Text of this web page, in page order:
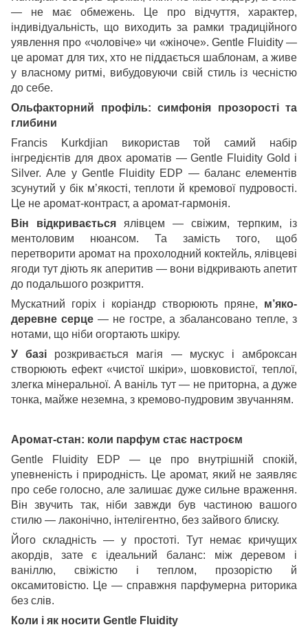
— не має обмежень. Це про відчуття, характер,
індивідуальність, що виходить за рамки традиційного
уявлення про «чоловіче» чи «жіноче». Gentle Fluidity —
це аромат для тих, хто не піддається шаблонам, а живе
у власному ритмі, вибудовуючи свій стиль із чесністю
до себе.
Ольфакторний профіль: симфонія прозорості та
глибини
Francis Kurkdjian використав той самий набір
інгредієнтів для двох ароматів — Gentle Fluidity Gold і
Silver. Але у Gentle Fluidity EDP — баланс елементів
зсунутий у бік м’якості, теплоти й кремової пудровості.
Це не аромат-контраст, а аромат-гармонія.
Він відкривається ялівцем — свіжим, терпким, із
ментоловим нюансом. Та замість того, щоб
перетворити аромат на прохолодний коктейль, ялівцеві
ягоди тут діють як аперитив — вони відкривають апетит
до подальшого розкриття.
Мускатний горіх і коріандр створюють пряне, м’яко-
деревне серце — не гостре, а збалансовано тепле, з
нотами, що ніби огортають шкіру.
У базі розкривається магія — мускус і амброксан
створюють ефект «чистої шкіри», шовковистої, теплої,
злегка мінеральної. А ваніль тут — не приторна, а дуже
тонка, майже неземна, з кремово-пудровим звучанням.
Аромат-стан: коли парфум стає настроєм
Gentle Fluidity EDP — це про внутрішній спокій,
упевненість і природність. Це аромат, який не заявляє
про себе голосно, але залишає дуже сильне враження.
Він звучить так, ніби завжди був частиною вашого
стилю — лаконічно, інтелігентно, без зайвого блиску.
Його складність — у простоті. Тут немає кричущих
акордів, зате є ідеальний баланс: між деревом і
ваніллю, свіжістю і теплом, прозорістю й
оксамитовістю. Це — справжня парфумерна риторика
без слів.
Коли і як носити Gentle Fluidity